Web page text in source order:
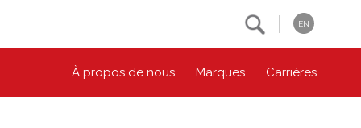
EN
À propos de nous Marques Carrières